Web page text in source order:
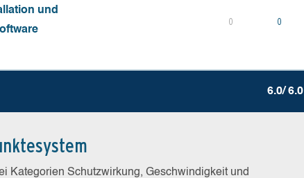
und
0 0
6.0/ 6.0
Kategorien Schutzwirkung, Geschwindigkeit und